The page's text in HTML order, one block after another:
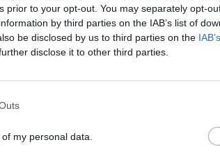
prior to your opt-out. You may separately opt-
by third parties on the IAB’s list of
be disclosed by us to third parties on the
disclose it to other third parties.
my personal data.